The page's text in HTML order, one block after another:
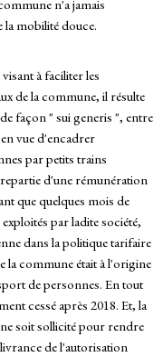
n'a jamais
la mobilité douce.
à faciliter les
de la commune, il résulte
façon " sui generis ", entre
vue d'encadrer
par petits trains
d'une rémunération
que quelques mois de
par ladite société,
dans la politique tarifaire
la commune était à l'origine
de personnes. En tout
cessé après 2018. Et, la
soit sollicité pour rendre
de l'autorisation